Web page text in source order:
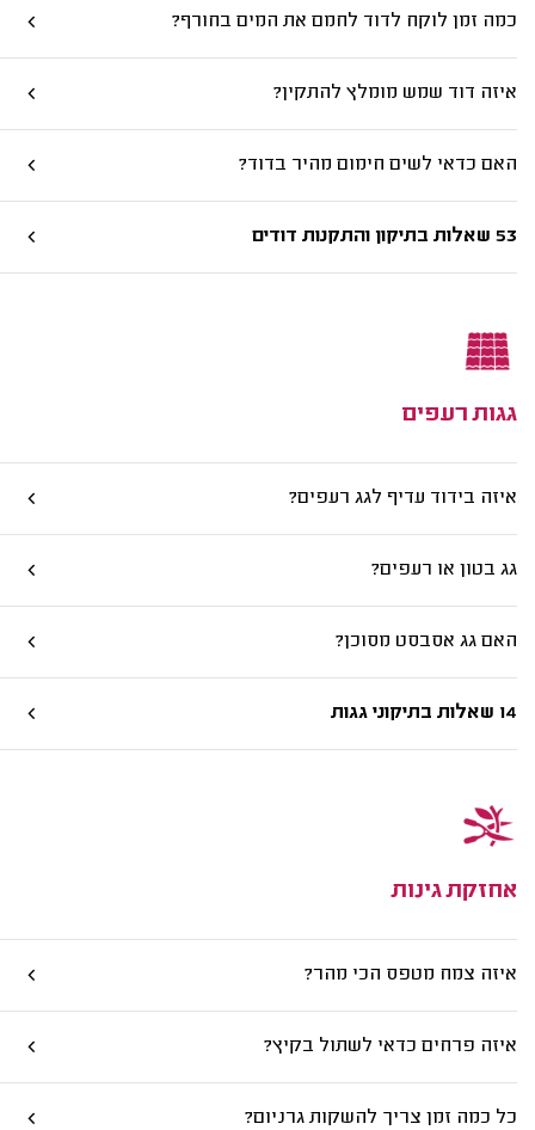
כמה זמן לוקח לדוד לחמם את המים בחורף?
איזה דוד שמש מומלץ להתקין?
האם כדאי לשים חימום מהיר בדוד?
53 שאלות בתיקון והתקנות דודים
גגות רעפים
איזה בידוד עדיף לגג רעפים?
גג בטון או רעפים?
האם גג אסבסט מסוכן?
14 שאלות בתיקוני גגות
אחזקת גינות
איזה צמח מטפס הכי מהר?
איזה פרחים כדאי לשתול בקיץ?
כל כמה זמן צריך להשקות גרניום?